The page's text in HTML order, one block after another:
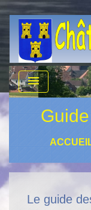
menu
Le guide